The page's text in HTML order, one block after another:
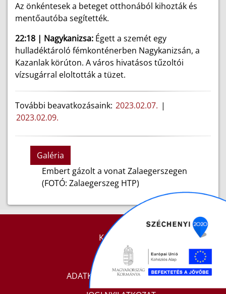
Az önkéntesek a beteget otthonából kihozták és
mentőautóba segítették.
22:18 | Nagykanizsa: Égett a szemét egy
hulladéktároló fémkonténerben Nagykanizsán, a
Kazanlak körúton. A város hivatásos tűzoltói
vízsugárral eloltották a tüzet.
További beavatkozásaink: 2023.02.07. |
2023.02.09.
Galéria
Embert gázolt a vonat Zalaegerszegen
(FOTÓ: Zalaegerszeg HTP)
KAPCSOLAT
IMPRESSZUM
ADATKEZELÉSI TÁJÉKOZTATÓ